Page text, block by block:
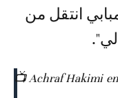
انتقل من
📺 Achraf Hakimi